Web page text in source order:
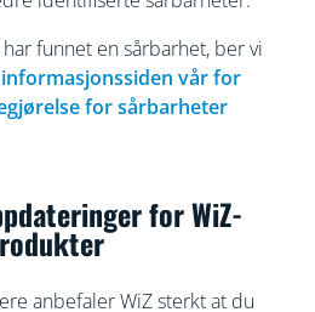
funnet en sårbarhet, ber vi
informasjonssiden vår for
for sårbarheter
for WiZ-
anbefaler WiZ sterkt at du